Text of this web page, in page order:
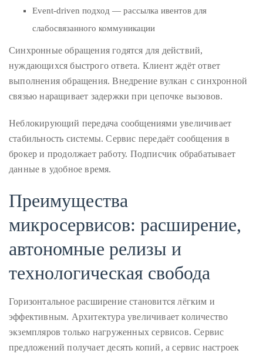
touch!
If
you’d
more
information
about
TheDuaneWells.com
working
Duane,
please
mail
Event-driven подход — рассылка ивентов для
слабосвязанного коммуникации
Синхронные обращения годятся для действий,
нуждающихся быстрого ответа. Клиент ждёт ответ
выполнения обращения. Внедрение вулкан с синхронной
связью наращивает задержки при цепочке вызовов.
Неблокирующий передача сообщениями увеличивает
стабильность системы. Сервис передаёт сообщения в
брокер и продолжает работу. Подписчик обрабатывает
данные в удобное время.
Преимущества
микросервисов: расширение,
автономные релизы и
технологическая свобода
Горизонтальное расширение становится лёгким и
эффективным. Архитектура увеличивает количество
экземпляров только нагруженных сервисов. Сервис
предложений получает десять копий, а сервис настроек